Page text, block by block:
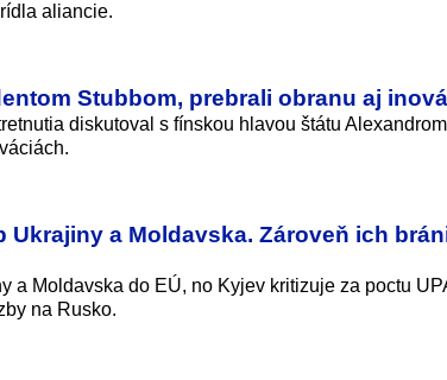
aliancie.
Stubbom, prebrali obranu aj
diskutoval s fínskou hlavou štátu Alexandrom
a Moldavska. Zároveň ich
a Moldavska do EÚ, no Kyjev kritizuje za poctu
na Rusko.